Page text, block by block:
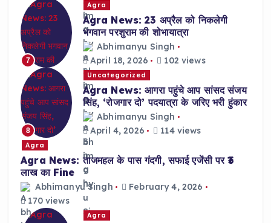
7
Agra
Agra News: 23 अप्रैल को निकलेगी
भगवान परशुराम की शोभायात्रा
Abhimanyu Singh
April 18, 2026
102 views
8
Uncategorized
Agra News: आगरा पहुंचे आप सांसद संजय
सिंह, ‘रोजगार दो’ पदयात्रा के जरिए भरी हुंकार
Abhimanyu Singh
April 4, 2026
114 views
Agra
Agra News: ताजमहल के पास गंदगी, सफाई एजेंसी पर ₹3
लाख का Fine
Abhimanyu Singh
February 4, 2026
170 views
Agra